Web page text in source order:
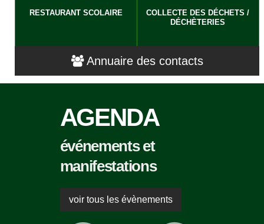
RESTAURANT SCOLAIRE
COLLECTE DES DÉCHETS /
DÉCHÈTERIES
Annuaire des contacts
AGENDA
événements et
manifestations
voir tous les évènements